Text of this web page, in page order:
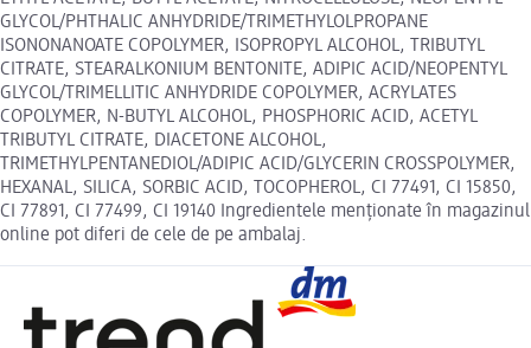
GLYCOL/PHTHALIC ANHYDRIDE/TRIMETHYLOLPROPANE
ISONONANOATE COPOLYMER, ISOPROPYL ALCOHOL, TRIBUTYL
CITRATE, STEARALKONIUM BENTONITE, ADIPIC ACID/NEOPENTYL
GLYCOL/TRIMELLITIC ANHYDRIDE COPOLYMER, ACRYLATES
COPOLYMER, N-BUTYL ALCOHOL, PHOSPHORIC ACID, ACETYL
TRIBUTYL CITRATE, DIACETONE ALCOHOL,
TRIMETHYLPENTANEDIOL/ADIPIC ACID/GLYCERIN CROSSPOLYMER,
HEXANAL, SILICA, SORBIC ACID, TOCOPHEROL, CI 77491, CI 15850,
CI 77891, CI 77499, CI 19140 Ingredientele menționate în magazinul
online pot diferi de cele de pe ambalaj.